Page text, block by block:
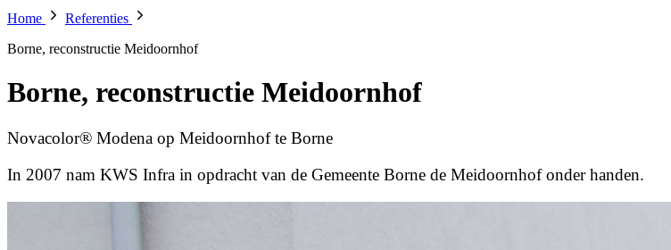
Home
Referenties
Borne, reconstructie Meidoornhof
Borne, reconstructie Meidoornhof
Novacolor® Modena op Meidoornhof te Borne
In 2007 nam KWS Infra in opdracht van de Gemeente Borne de Meidoornhof onder handen.